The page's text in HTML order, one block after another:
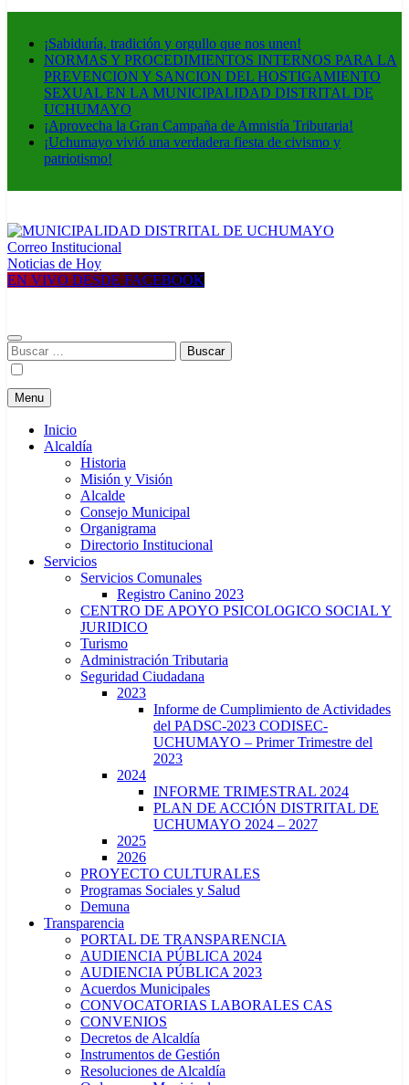
¡Sabiduría, tradición y orgullo que nos unen!
NORMAS Y PROCEDIMIENTOS INTERNOS PARA LA
PREVENCION Y SANCION DEL HOSTIGAMIENTO
SEXUAL EN LA MUNICIPALIDAD DISTRITAL DE
UCHUMAYO
¡Aprovecha la Gran Campaña de Amnistía Tributaria!
¡Uchumayo vivió una verdadera fiesta de civismo y
patriotismo!
MUNICIPALIDAD DISTRITAL DE UCHUMAYO
Construyendo una nueva Historia
Correo Institucional
Noticias de Hoy
EN VIVO DESDE FACEBOOK
Buscar:
Menu
Inicio
Alcaldía
Historia
Misión y Visión
Alcalde
Consejo Municipal
Organigrama
Directorio Institucional
Servicios
Servicios Comunales
Registro Canino 2023
CENTRO DE APOYO PSICOLOGICO SOCIAL Y
JURIDICO
Turismo
Administración Tributaria
Seguridad Ciudadana
2023
Informe de Cumplimiento de Actividades
del PADSC-2023 CODISEC-
UCHUMAYO – Primer Trimestre del
2023
2024
INFORME TRIMESTRAL 2024
PLAN DE ACCIÓN DISTRITAL DE
UCHUMAYO 2024 – 2027
2025
2026
PROYECTO CULTURALES
Programas Sociales y Salud
Demuna
Transparencia
PORTAL DE TRANSPARENCIA
AUDIENCIA PÚBLICA 2024
AUDIENCIA PÚBLICA 2023
Acuerdos Municipales
CONVOCATORIAS LABORALES CAS
CONVENIOS
Decretos de Alcaldía
Instrumentos de Gestión
Resoluciones de Alcaldía